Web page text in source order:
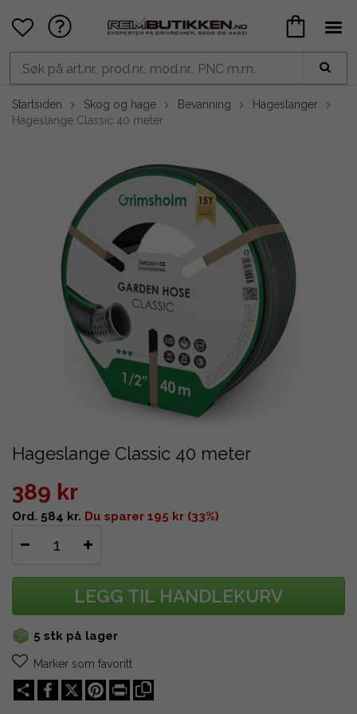
Startsiden Skog og hage Bevanning
Hageslanger
Hageslange Classic 40 meter
Hageslange Classic 40 meter
389 kr
Ord. 584 kr. Du sparer 195 kr (33%)
LEGG TIL HANDLEKURV
5 stk på lager
Marker som favoritt
Share
X Pinterest
Print